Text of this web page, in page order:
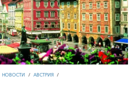
НОВОСТИ / АВСТРИЯ /